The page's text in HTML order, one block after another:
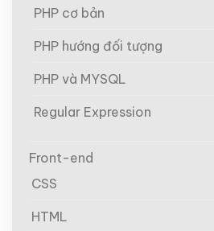
PHP cơ bản
PHP hướng đối tượng
PHP và MYSQL
Regular Expression
Front-end
CSS
HTML